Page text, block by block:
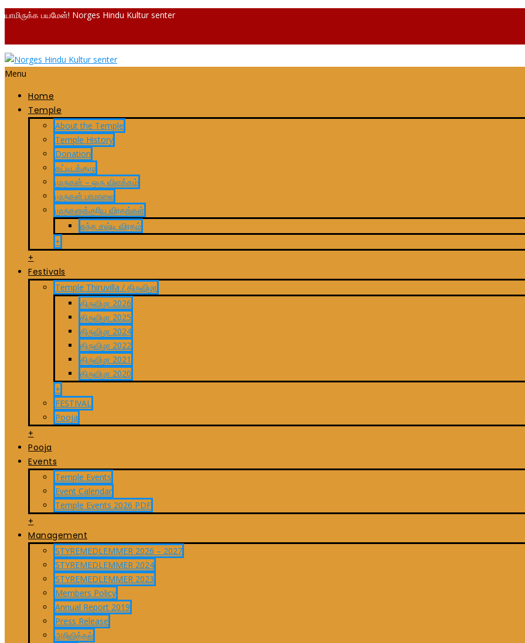
யாமிருக்க பயமேன்! Norges Hindu Kultur senter
Menu
Home
Temple
About the Temple
Temple History
Donation
கட்டிடக்குழு
முருகன் – ஒரு விளக்கம்
முருகன் பாமாலை
முருகனுக்குரிய விரதங்கள்
கந்த சஷ்டி விரதம்
+
+
Festivals
Temple Thiruvilla / திருவிழா
திருவிழா 2026
திருவிழா 2025
திருவிழா 2024
திருவிழா 2022
திருவிழா 2021
திருவிழா 2020
+
FESTIVAL
Pooja
+
Pooja
Events
Temple Events
Event Calendar
Temple Events 2026 PDF
+
Management
STYREMEDLEMMER 2026 – 2027
STYREMEDLEMMER 2024
STYREMEDLEMMER 2023
Members Policy
Annual Report 2019
Press Release
அறிவித்தல்